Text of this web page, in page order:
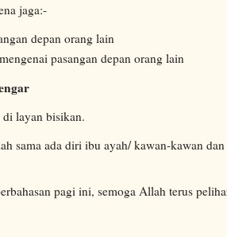
jaga:-
depan orang lain
pasangan depan orang lain
layan bisikan.
sama ada diri ibu ayah/ kawan-kawan
pagi ini, semoga Allah terus